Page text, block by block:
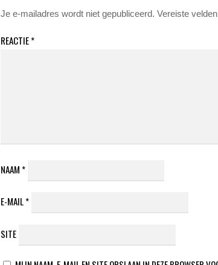
Je e-mailadres wordt niet gepubliceerd. Vereiste
REACTIE*
NAAM *
E-MAIL*
SITE